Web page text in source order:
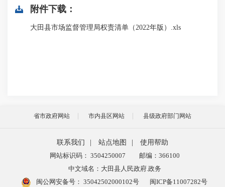
附件下载：
大田县市场监督管理局权责清单（2022年版）.xls
省市政府网站 市内县区网站 县级政府部门网站
联系我们 站点地图
使用帮助
网站标识码： 3504250007
邮编：366100
中文域名：大田县人民政府.政务
闽公网安备号： 35042502000102号 闽ICP备11007282号